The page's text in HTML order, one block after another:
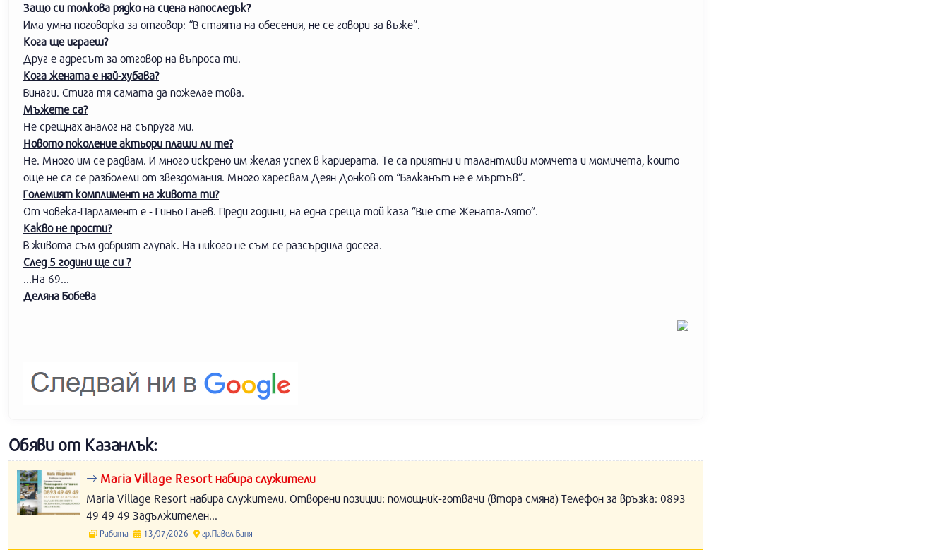
Защо си толкова рядко на сцена напоследък?
Има умна поговорка за отговор: “В стаята на обесения, не се говори за въже”.
Кога ще играеш?
Друг е адресът за отговор на въпроса ти.
Кога жената е най-хубава?
Винаги. Стига тя самата да пожелае това.
Мъжете са?
Не срещнах аналог на съпруга ми.
Новото поколение актьори плаши ли те?
Не. Много им се радвам. И много искрено им желая успех в кариерата. Те са приятни и талантливи момчета и момичета, които
още не са се разболели от звездомания. Много харесвам Деян Донков от “Балканът не е мъртъв”.
Големият комплимент на живота ти?
От човека-Парламент е - Гиньо Ганев. Преди години, на една среща той каза ”Вие сте Жената-Лято”.
Какво не прости?
В живота съм добрият глупак. На никого не съм се разсърдила досега.
След 5 години ще си ?
...На 69...
Деляна Бобева
Обяви от Казанлък:
Maria Village Resort набира служители
Maria Village Resort набира служители. Отворени позиции: помощник-готвачи (втора смяна) Телефон за връзка: 0893
49 49 49 Задължителен...
Работа 13/07/2026 гр.Павел Баня